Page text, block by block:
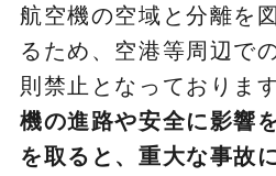
航空機の空域と分離を
るため、空港等周辺で
則禁止となっております
機の進路や安全に影響
を取ると、重大な事故